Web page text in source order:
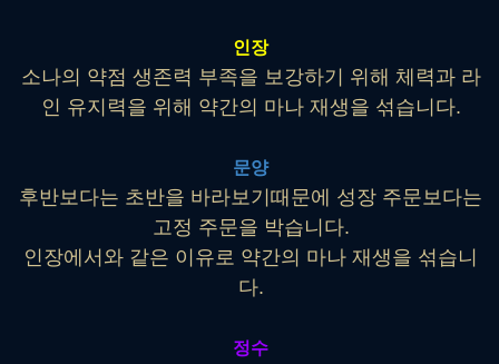
인장
소나의 약점 생존력 부족을 보강하기 위해 체력과 라
인 유지력을 위해 약간의 마나 재생을 섞습니다.
문양
후반보다는 초반을 바라보기때문에 성장 주문보다는
고정 주문을 박습니다.
인장에서와 같은 이유로 약간의 마나 재생을 섞습니
다.
정수